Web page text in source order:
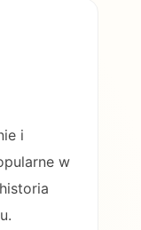
i
w